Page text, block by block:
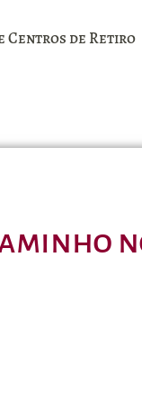
Centros de Retiro